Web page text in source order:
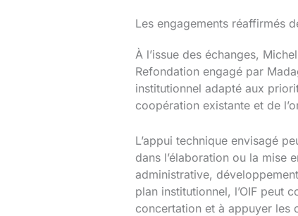
Les engagements réaffirmés
À l’issue des échanges,
Refondation engagé par
institutionnel adapté aux
coopération existante et de
L’appui technique envisagé
dans l’élaboration ou la
administrative,
plan institutionnel, l’OIF peut
concertation et à appuyer les